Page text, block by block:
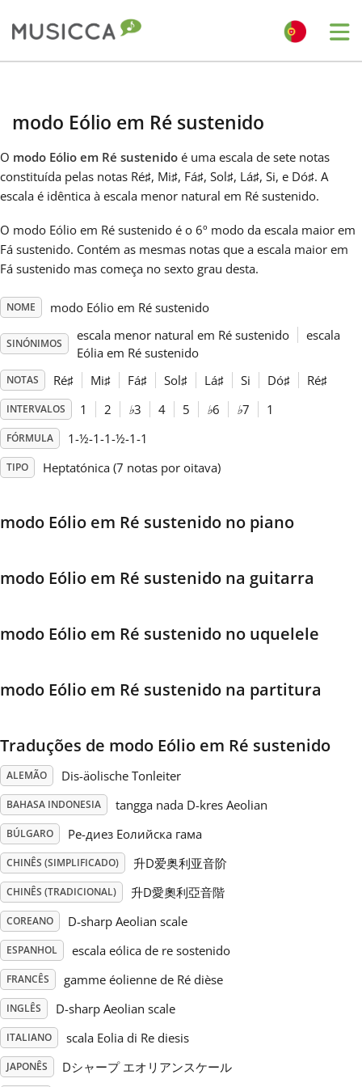
Dansk
Deutsch
Español
한국어
Svenska
Tiếng Việt
Türkçe
Українська
简体中文
繁體中文
modo Eólio em Ré sustenido
O modo Eólio em Ré sustenido é uma escala de sete notas
constituída pelas notas Ré♯, Mi♯, Fá♯, Sol♯, Lá♯, Si, e Dó♯. A
escala é idêntica à escala menor natural em Ré sustenido.
O modo Eólio em Ré sustenido é o 6º modo da escala maior em
Fá sustenido. Contém as mesmas notas que a escala maior em
Fá sustenido mas começa no sexto grau desta.
NOME modo Eólio em Ré sustenido
SINÓNIMOS
escala menor natural em Ré sustenido
escala
Eólia em Ré sustenido
NOTAS Ré♯ Mi♯ Fá♯ Sol♯ Lá♯ Si Dó♯ Ré♯
INTERVALOS 1 2 ♭3 4 5 ♭6 ♭7 1
FÓRMULA 1-½-1-1-½-1-1
TIPO Heptatónica (7 notas por oitava)
modo Eólio em Ré sustenido no piano
modo Eólio em Ré sustenido na guitarra
modo Eólio em Ré sustenido no uquelele
modo Eólio em Ré sustenido na partitura
Traduções de modo Eólio em Ré sustenido
ALEMÃO Dis-äolische Tonleiter
BAHASA INDONESIA tangga nada D-kres Aeolian
BÚLGARO Ре-диез Еолийска гама
CHINÊS (SIMPLIFICADO) 升D爱奥利亚音阶
CHINÊS (TRADICIONAL) 升D愛奧利亞音階
COREANO D-sharp Aeolian scale
ESPANHOL escala eólica de re sostenido
FRANCÊS gamme éolienne de Ré dièse
INGLÊS D-sharp Aeolian scale
ITALIANO scala Eolia di Re diesis
JAPONÊS Dシャープ エオリアンスケール